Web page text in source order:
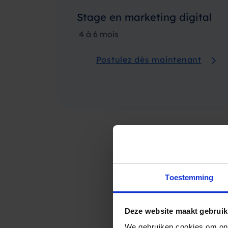
Toestemming
Deze website maakt
Stage en marketing digital
4 à 6 mois
Postulez dès maintenant
Vous